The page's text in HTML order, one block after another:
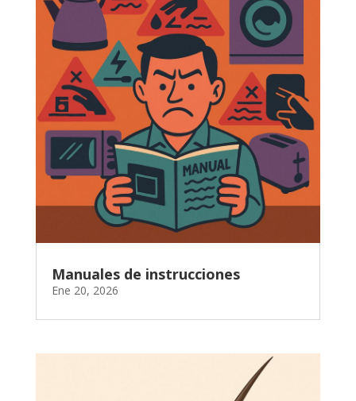
Manuales de instrucciones
Ene 20, 2026